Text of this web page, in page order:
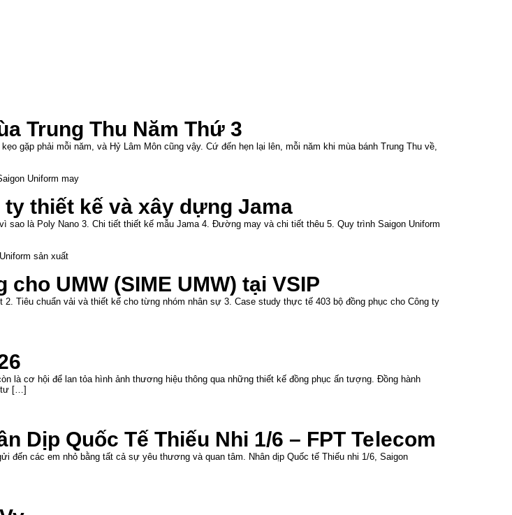
Trung Thu Năm Thứ 3
gặp phải mỗi năm, và Hỷ Lâm Môn cũng vậy. Cứ đến hẹn lại lên, mỗi năm khi mùa bánh Trung Thu về,
thiết kế và xây dựng Jama
sao là Poly Nano 3. Chi tiết thiết kế mẫu Jama 4. Đường may và chi tiết thêu 5. Quy trình Saigon Uniform
UMW (SIME UMW) tại VSIP
Tiêu chuẩn vải và thiết kế cho từng nhóm nhân sự 3. Case study thực tế 403 bộ đồng phục cho Công ty
là cơ hội để lan tỏa hình ảnh thương hiệu thông qua những thiết kế đồng phục ấn tượng. Đồng hành
tư […]
Dịp Quốc Tế Thiếu Nhi 1/6 – FPT Telecom
đến các em nhỏ bằng tất cả sự yêu thương và quan tâm. Nhân dịp Quốc tế Thiếu nhi 1/6, Saigon